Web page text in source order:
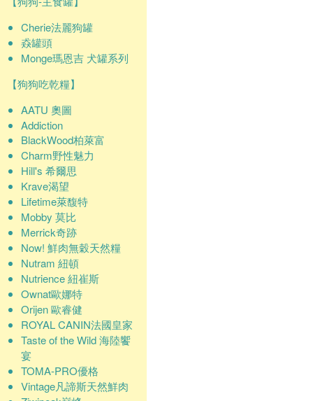
Cherie法麗狗罐
猋罐頭
Monge瑪恩吉 犬罐系列
【狗狗吃乾糧】
AATU 奧圖
Addiction
BlackWood柏萊富
Charm野性魅力
Hill's 希爾思
Krave渴望
Lifetime萊馥特
Mobby 莫比
Merrick奇跡
Now! 鮮肉無穀天然糧
Nutram 紐頓
Nutrience 紐崔斯
Ownat歐娜特
Orijen 歐睿健
ROYAL CANIN法國皇家
Taste of the Wild 海陸饗
宴
TOMA-PRO優格
Vintage凡諦斯天然鮮肉